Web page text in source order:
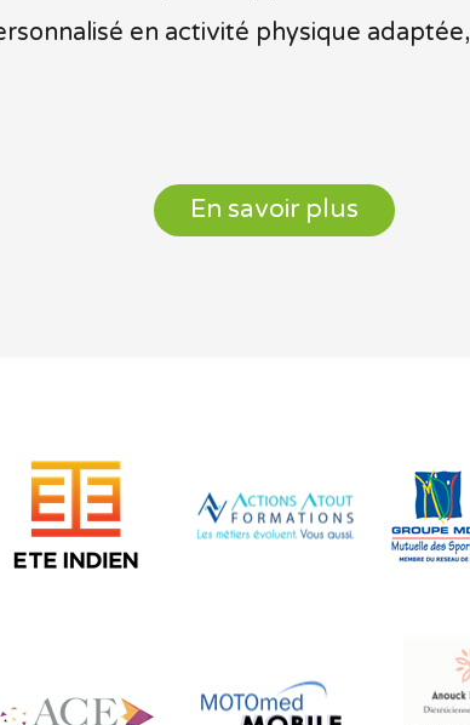
en activité physique adaptée,
En savoir plus